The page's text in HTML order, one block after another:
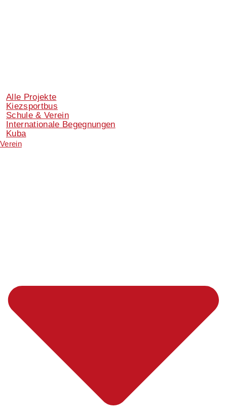
Alle Projekte
Kiezsportbus
Schule & Verein
Internationale Begegnungen
Kuba
Verein